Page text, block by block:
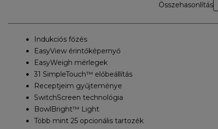
Összehasonlítás
Indukciós főzés
EasyView érintőképernyő
EasyWeigh mérlegek
31 SimpleTouch™ előbeállítás
Receptjeim gyűjteménye
SwitchScreen technológia
BowlBright™ Light
Több mint 25 opcionális tartozék